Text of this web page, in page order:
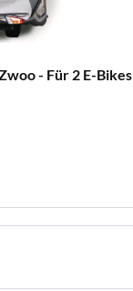
- Für 2 E-Bikes